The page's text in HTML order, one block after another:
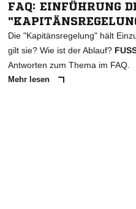
FAQ: EINFÜHRUNG
Die "Kapitänsregelung" hält
gilt sie? Wie ist der Ablauf?
Antworten zum Thema im FAQ.
Mehr lesen